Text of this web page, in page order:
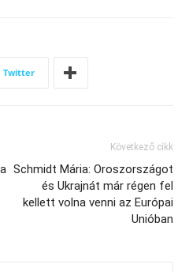
Twitter
Következő cikk
Schmidt Mária: Oroszországot
és Ukrajnát már régen fel
kellett volna venni az Európai
Unióban